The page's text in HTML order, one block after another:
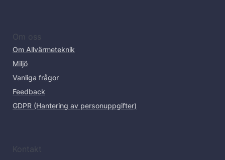
Om oss
Om Allvärmeteknik
Miljö
Vanliga frågor
Feedback
GDPR (Hantering av personuppgifter)
Kontakt